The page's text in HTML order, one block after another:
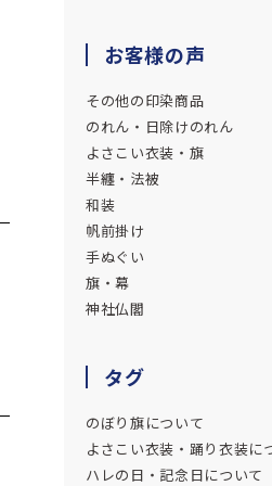
お客様の声
その他の印染商品
のれん・日除けのれん
よさこい衣装・旗
半纏・法被
和装
帆前掛け
手ぬぐい
旗・幕
神社仏閣
タグ
のぼり旗について
よさこい衣装・踊り衣装に
ハレの日・記念日について